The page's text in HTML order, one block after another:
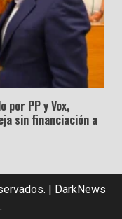
por PP y Vox,
sin financiación a
DarkNews